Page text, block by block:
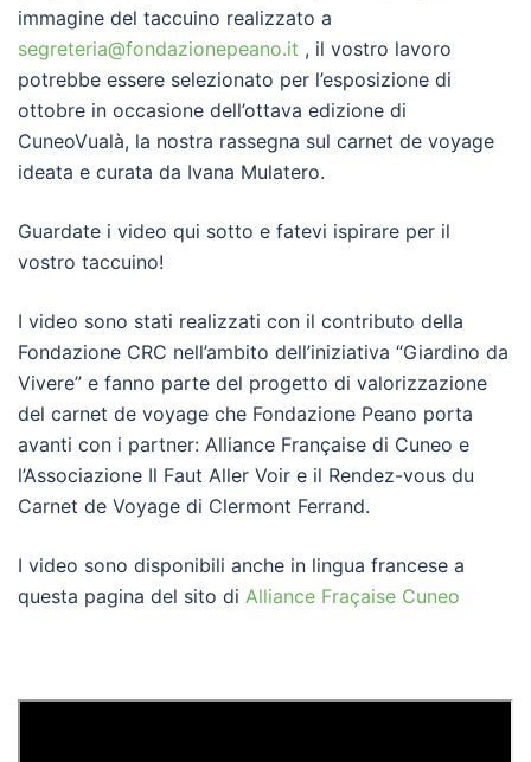
immagine del taccuino realizzato a
segreteria@fondazionepeano.it , il vostro lavoro
potrebbe essere selezionato per l’esposizione di
ottobre in occasione dell’ottava edizione di
CuneoVualà, la nostra rassegna sul carnet de voyage
ideata e curata da Ivana Mulatero.
Guardate i video qui sotto e fatevi ispirare per il
vostro taccuino!
I video sono stati realizzati con il contributo della
Fondazione CRC nell’ambito dell’iniziativa “Giardino da
Vivere” e fanno parte del progetto di valorizzazione
del carnet de voyage che Fondazione Peano porta
avanti con i partner: Alliance Française di Cuneo e
l’Associazione Il Faut Aller Voir e il Rendez-vous du
Carnet de Voyage di Clermont Ferrand.
I video sono disponibili anche in lingua francese a
questa pagina del sito di Alliance Fraçaise Cuneo